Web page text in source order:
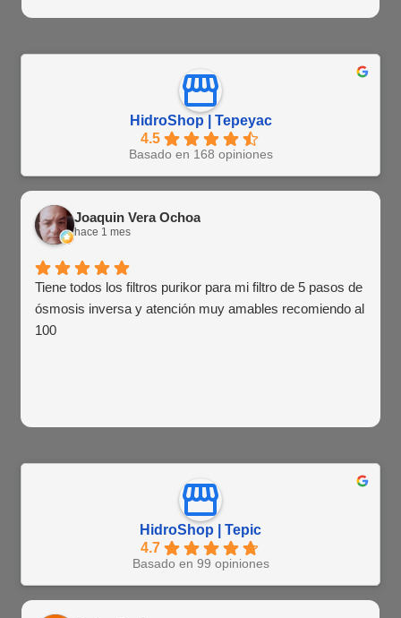
HidroShop | Tepeyac
4.5
Basado en 168 opiniones
Joaquin Vera Ochoa
hace 1 mes
Tiene todos los filtros purikor para mi filtro de 5 pasos de
ósmosis inversa y atención muy amables recomiendo al
100
HidroShop | Tepic
4.7
Basado en 99 opiniones